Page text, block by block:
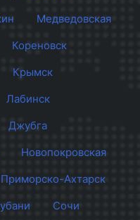
Медведовская
Кореновск
Крымск
Лабинск
Джубга
Новопокровская
Приморско-Ахтарск
Сочи